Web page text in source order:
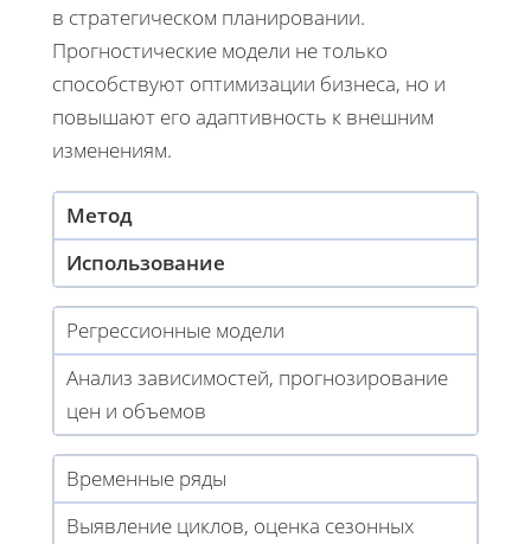
в стратегическом планировании.
Прогностические модели не только
способствуют оптимизации бизнеса, но и
повышают его адаптивность к внешним
изменениям.
Метод
Использование
Регрессионные модели
Анализ зависимостей, прогнозирование
цен и объемов
Временные ряды
Выявление циклов, оценка сезонных